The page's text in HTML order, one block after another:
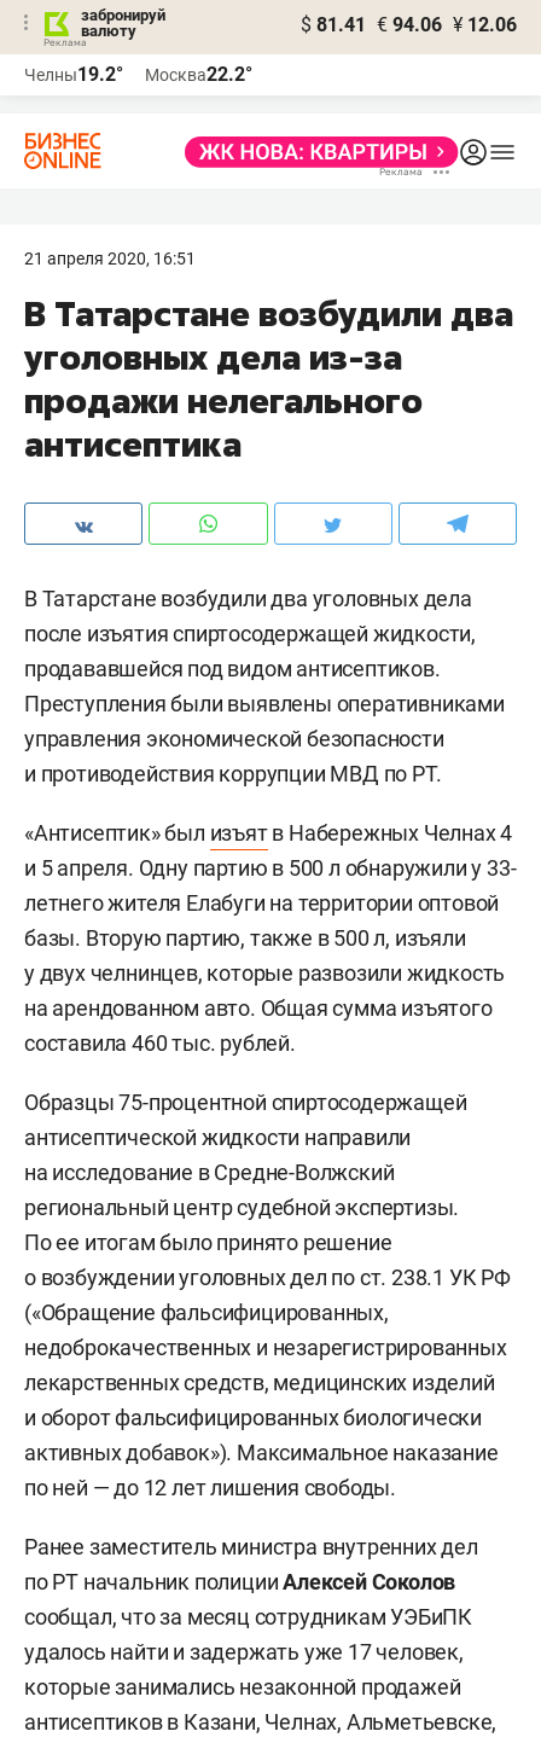
забронируй
валюту
$ 81.41 € 94.06 ¥ 12.06
Челны19.2° Москва22.2°
21 апреля 2020, 16:51
В Татарстане возбудили два
уголовных дела из-за
продажи нелегального
антисептика
В Татарстане возбудили два уголовных дела
после изъятия спиртосодержащей жидкости,
продававшейся под видом антисептиков.
Преступления были выявлены оперативниками
управления экономической безопасности
и противодействия коррупции МВД по РТ.
«Антисептик» был изъятв Набережных Челнах 4
и 5 апреля. Одну партию в 500 л обнаружили у 33-
летнего жителя Елабуги на территории оптовой
базы. Вторую партию, также в 500 л, изъяли
у двух челнинцев, которые развозили жидкость
на арендованном авто. Общая сумма изъятого
составила 460 тыс. рублей.
Образцы 75-процентной спиртосодержащей
антисептической жидкости направили
на исследование в Средне-Волжский
региональный центр судебной экспертизы.
По ее итогам было принято решение
о возбуждении уголовных дел по ст. 238.1 УК РФ
(«Обращение фальсифицированных,
недоброкачественных и незарегистрированных
лекарственных средств, медицинских изделий
и оборот фальсифицированных биологически
активных добавок»). Максимальное наказание
по ней — до 12 лет лишения свободы.
Ранее заместитель министра внутренних дел
по РТ начальник полицииАлексей Соколов
сообщал, что за месяц сотрудникам УЭБиПК
удалось найти и задержать уже 17 человек,
которые занимались незаконной продажей
антисептиков в Казани, Челнах, Альметьевске,